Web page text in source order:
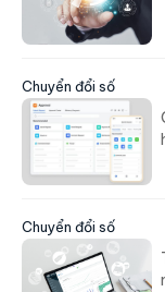
Chuyển đổi số
Chuyển đổi số